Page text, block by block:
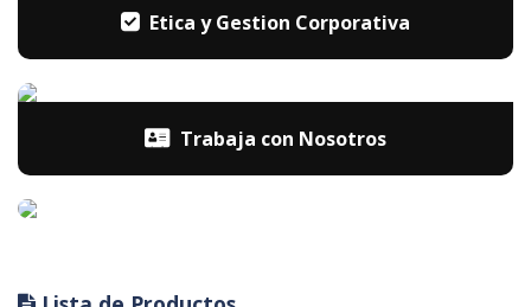
Etica y Gestion Corporativa
Trabaja con Nosotros